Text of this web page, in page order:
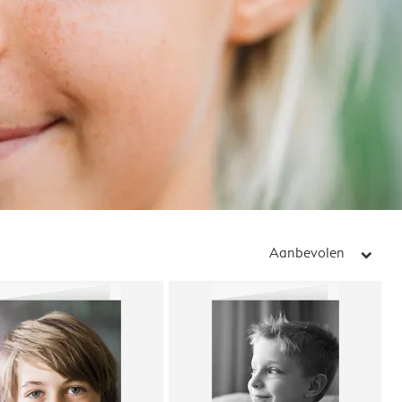
Aanbevolen arrow_right